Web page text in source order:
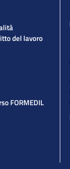
del lavoro
FORMEDIL